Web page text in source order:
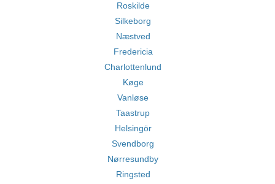
Roskilde
Silkeborg
Næstved
Fredericia
Charlottenlund
Køge
Vanløse
Taastrup
Helsingör
Svendborg
Nørresundby
Ringsted